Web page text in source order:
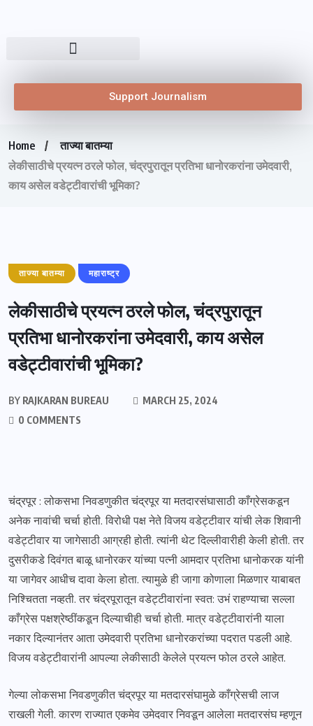
Support Journalism
Home
ताज्या बातम्या
लेकीसाठीचे प्रयत्न ठरले फोल, चंद्रपुरातून प्रतिभा धानोरकरांना उमेदवारी,
काय असेल वडेट्टीवारांची भूमिका?
ताज्या बातम्या महाराष्ट्र
लेकीसाठीचे प्रयत्न ठरले फोल, चंद्रपुरातून
प्रतिभा धानोरकरांना उमेदवारी, काय असेल
वडेट्टीवारांची भूमिका?
BY RAJKARAN BUREAU
MARCH 25, 2024
0 COMMENTS
चंद्रपूर : लोकसभा निवडणुकीत चंद्रपूर या मतदारसंघासाठी काँग्रेसकडून
अनेक नावांची चर्चा होती. विरोधी पक्ष नेते विजय वडेट्टीवार यांची लेक शिवानी
वडेट्टीवार या जागेसाठी आग्रही होती. त्यांनी थेट दिल्लीवारीही केली होती. तर
दुसरीकडे दिवंगत बाळू धानोरकर यांच्या पत्नी आमदार प्रतिभा धानोकरक यांनी
या जागेवर आधीच दावा केला होता. त्यामुळे ही जागा कोणाला मिळणार याबाबत
निश्चितता नव्हती. तर चंद्रपूरातून वडेट्टीवारांना स्वत: उभं राहण्याचा सल्ला
काँग्रेस पक्षश्रेष्ठींकडून दिल्याचीही चर्चा होती. मात्र वडेट्टीवारांनी याला
नकार दिल्यानंतर आता उमेदवारी प्रतिभा धानोरकरांच्या पदरात पडली आहे.
विजय वडेट्टीवारांनी आपल्या लेकीसाठी केलेले प्रयत्न फोल ठरले आहेत.
गेल्या लोकसभा निवडणुकीत चंद्रपूर या मतदारसंघामुळे काँग्रेसची लाज
राखली गेली. कारण राज्यात एकमेव उमेदवार निवडून आलेला मतदारसंघ म्हणून